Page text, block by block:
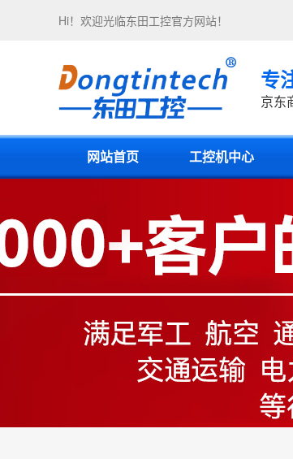
Hi！欢迎光临东田工控官方网站！
专
京东
网站首页 工控机中心